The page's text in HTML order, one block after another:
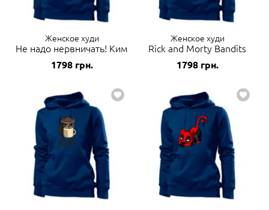
Женское худи
Не надо нервничать! Ким
1798грн.
Женское худи
Rick and Morty Bandits
1798грн.